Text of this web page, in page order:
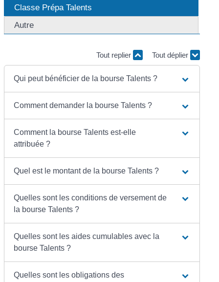
Classe Prépa Talents
Autre
Tout replier Tout déplier
Qui peut bénéficier de la bourse Talents ?
Comment demander la bourse Talents ?
Comment la bourse Talents est-elle
attribuée ?
Quel est le montant de la bourse Talents ?
Quelles sont les conditions de versement de
la bourse Talents ?
Quelles sont les aides cumulables avec la
bourse Talents ?
Quelles sont les obligations des